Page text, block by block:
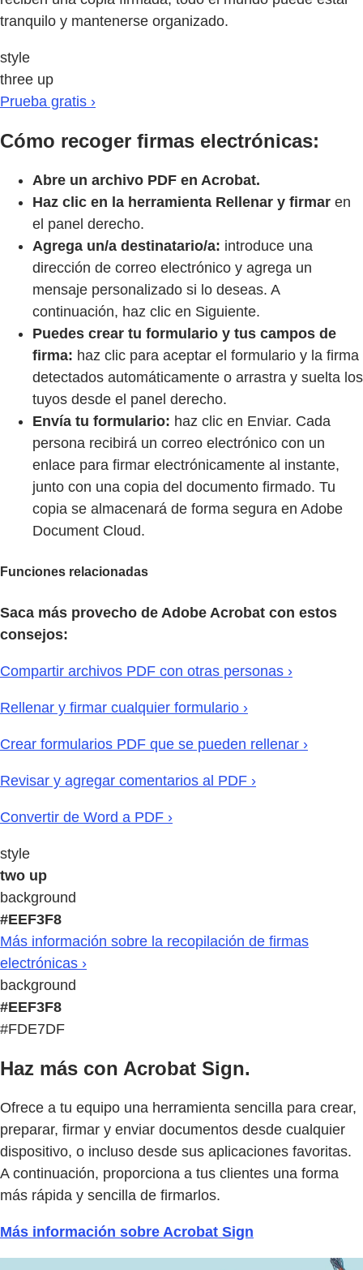
tranquilo y mantenerse organizado.
style
three up
Prueba gratis ›
Cómo recoger firmas electrónicas:
Abre un archivo PDF en Acrobat.
Haz clic en la herramienta Rellenar y firmar en
el panel derecho.
Agrega un/a destinatario/a: introduce una
dirección de correo electrónico y agrega un
mensaje personalizado si lo deseas. A
continuación, haz clic en Siguiente.
Puedes crear tu formulario y tus campos de
firma: haz clic para aceptar el formulario y la firma
detectados automáticamente o arrastra y suelta los
tuyos desde el panel derecho.
Envía tu formulario: haz clic en Enviar. Cada
persona recibirá un correo electrónico con un
enlace para firmar electrónicamente al instante,
junto con una copia del documento firmado. Tu
copia se almacenará de forma segura en Adobe
Document Cloud.
Funciones relacionadas
Saca más provecho de Adobe Acrobat con estos
consejos:
Compartir archivos PDF con otras personas ›
Rellenar y firmar cualquier formulario ›
Crear formularios PDF que se pueden rellenar ›
Revisar y agregar comentarios al PDF ›
Convertir de Word a PDF ›
style
two up
background
#EEF3F8
Más información sobre la recopilación de firmas
electrónicas ›
background
#EEF3F8
#FDE7DF
Haz más con Acrobat Sign.
Ofrece a tu equipo una herramienta sencilla para crear,
preparar, firmar y enviar documentos desde cualquier
dispositivo, o incluso desde sus aplicaciones favoritas.
A continuación, proporciona a tus clientes una forma
más rápida y sencilla de firmarlos.
Más información sobre Acrobat Sign